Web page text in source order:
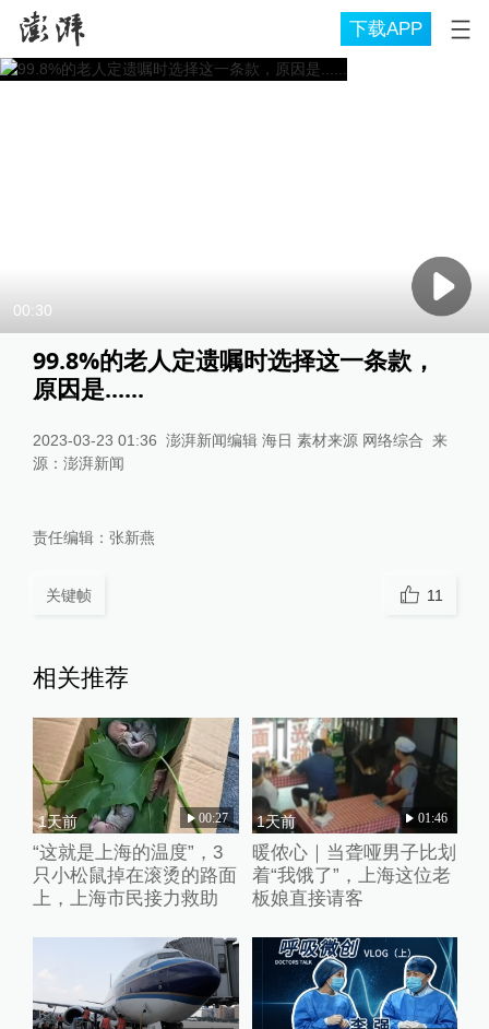
下载APP
00:30
99.8%的老人定遗嘱时选择这一条款，
原因是......
2023-03-23 01:36 澎湃新闻编辑 海日 素材来源 网络综合 来
源： 澎湃新闻
责任编辑： 张新燕
关键帧 11
相关推荐
1天前 00:27
“这就是上海的温度”，3
只小松鼠掉在滚烫的路面
上，上海市民接力救助
1天前 01:46
暖侬心｜当聋哑男子比划
着“我饿了”，上海这位老
板娘直接请客